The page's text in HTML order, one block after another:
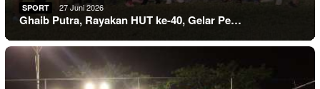
SPORT 27 Juni 2026
Ghaib Putra, Rayakan HUT ke-40, Gelar Pe…